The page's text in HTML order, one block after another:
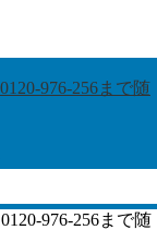
976-256まで随
976-256まで随